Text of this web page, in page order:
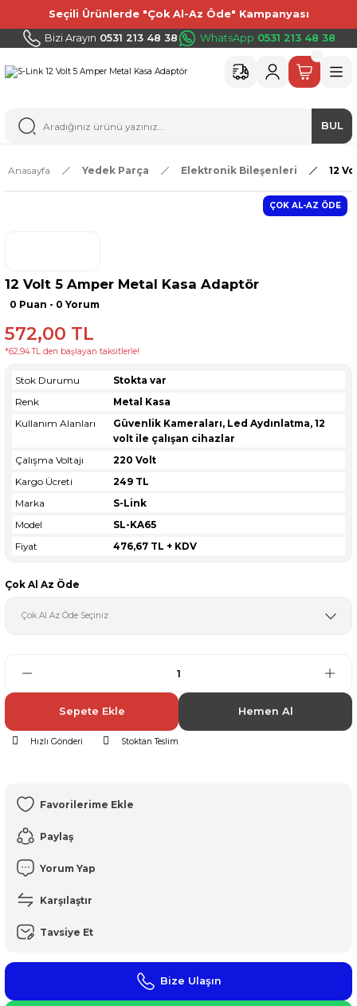
Seçili Ürünlerde "Çok Al-Az Öde" Kampanyası
Bizi Arayın 0531 213 48 38 WhatsApp 0531 213 48 38
BUL
Anasayfa Yedek Parça Elektronik Bileşenleri 12
ÇOK AL-AZ ÖDE
12 Volt 5 Amper Metal Kasa Adaptör
0 Puan - 0 Yorum
572,00 TL
*62,94 TL den başlayan taksitlerle!
Stok Durumu
Stokta var
Renk
Metal Kasa
Kullanım Alanları
Güvenlik Kameraları, Led Aydınlatma, 12
volt ile çalışan cihazlar
Çalışma Voltajı
220 Volt
Kargo Ücreti
249 TL
Marka
S-Link
Model
SL-KA65
Fiyat
476,67 TL + KDV
Çok Al Az Öde
Sepete Ekle Hemen Al
Hızlı Gönderi Stoktan Teslim
Paylaş
Yorum Yap
Karşılaştır
Tavsiye Et
Bize Ulaşın